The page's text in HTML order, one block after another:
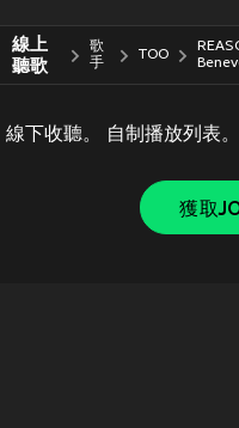
線上
聽歌
歌
手
TOO
線下收聽。 自制播放列表
獲取